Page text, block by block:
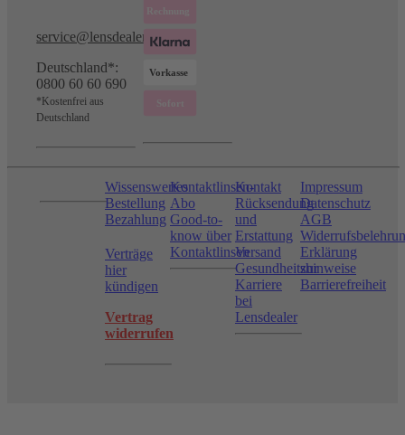
service@lensdealer.com
Deutschland*:
0800 60 60 690
*Kostenfrei aus
Deutschland
Wissenswertes
Bestellung
Bezahlung
Verträge
hier
kündigen
Vertrag
widerrufen
Kontaktlinsen-
Abo
Good-to-
know über
Kontaktlinsen
Kontakt
Rücksendung
und
Erstattung
Versand
Gesundheitshinweise
Karriere
bei
Lensdealer
Impressum
Datenschutz
AGB
Erklärung
zur
Barrierefreiheit